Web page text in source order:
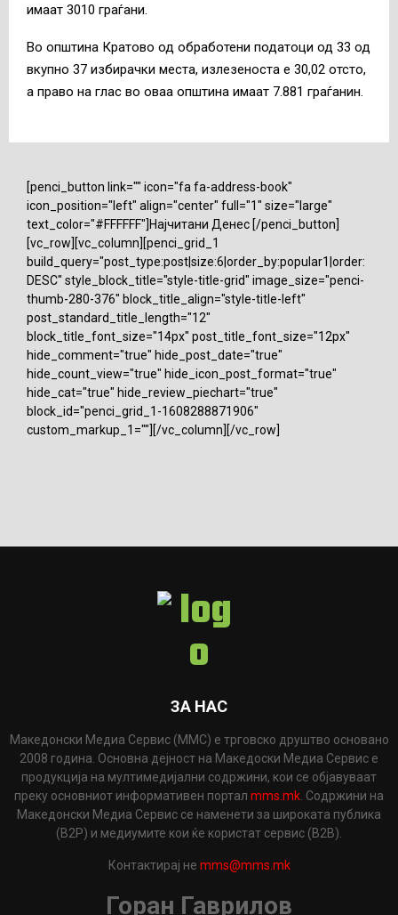
имаат 3010 граѓани.
Во општина Кратово од обработени податоци од 33 од
вкупно 37 избирачки места, излезеноста е 30,02 отсто,
а право на глас во оваа општина имаат 7.881 граѓанин.
[penci_button link="" icon="fa fa-address-book"
icon_position="left" align="center" full="1" size="large"
text_color="#FFFFFF"]Најчитани Денес [/penci_button]
[vc_row][vc_column][penci_grid_1
build_query="post_type:post|size:6|order_by:popular1|order:
DESC" style_block_title="style-title-grid" image_size="penci-
thumb-280-376" block_title_align="style-title-left"
post_standard_title_length="12"
block_title_font_size="14px" post_title_font_size="12px"
hide_comment="true" hide_post_date="true"
hide_count_view="true" hide_icon_post_format="true"
hide_cat="true" hide_review_piechart="true"
block_id="penci_grid_1-1608288871906"
custom_markup_1=""][/vc_column][/vc_row]
ЗА НАС
Македонски Медиа Сервис (ММС) е трговско друштво основано
2008 година. Основна дејност на Македоски Медиа Сервис е
продукција на мултимедијални содржини, кои се објавуваат
преку основниот информативен портал mms.mk . Содржини на
Македонски Медиа Сервис се наменети за широката публика
(B2P) и медиумите кои ќе користат сервис (B2B).
Контактирај не mms@mms.mk
Горан Гаврилов